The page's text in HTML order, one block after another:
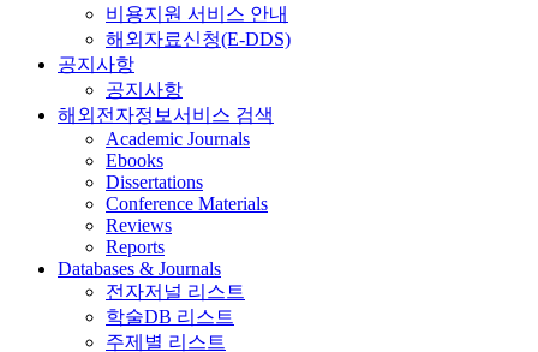
비용지원 서비스 안내
해외자료신청(E-DDS)
공지사항
공지사항
해외전자정보서비스 검색
Academic Journals
Ebooks
Dissertations
Conference Materials
Reviews
Reports
Databases & Journals
전자저널 리스트
학술DB 리스트
주제별 리스트